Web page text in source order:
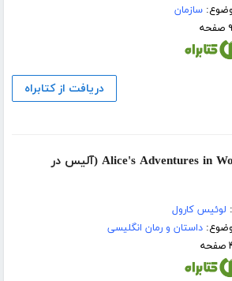
سازمان
دریافت از کتابراه
دانلود کتاب Alice's Adventures in Wonderland (آلیس در
لوئیس کارول
داستان و رمان انگلیسی